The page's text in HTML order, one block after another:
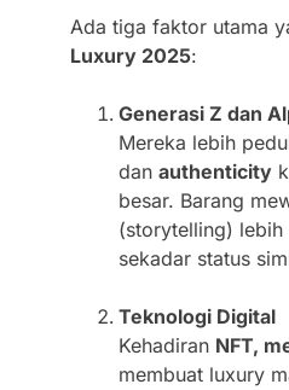
Ada tiga faktor utama
Luxury 2025:
Generasi Z dan
Mereka lebih
dan authenticity
besar. Barang
(storytelling)
sekadar status
Teknologi Digital
Kehadiran NFT,
membuat luxury